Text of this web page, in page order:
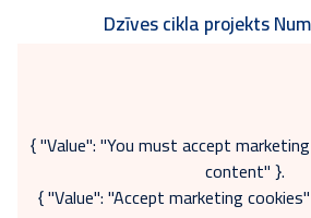
Dzīves cikla projekts
{ "Value": "You must accept
content" }.
{ "Value": "Accept marketing